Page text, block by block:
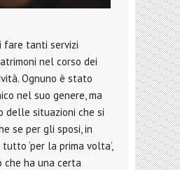
fare tanti servizi
nel corso dei
Ognuno è stato
nel suo genere, ma
delle situazioni che si
se per gli sposi, in
‘per la prima volta’,
ha una certa